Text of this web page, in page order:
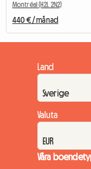
Montréal (H2L 2N2)
440 € / månad
Land
Valuta
Våra